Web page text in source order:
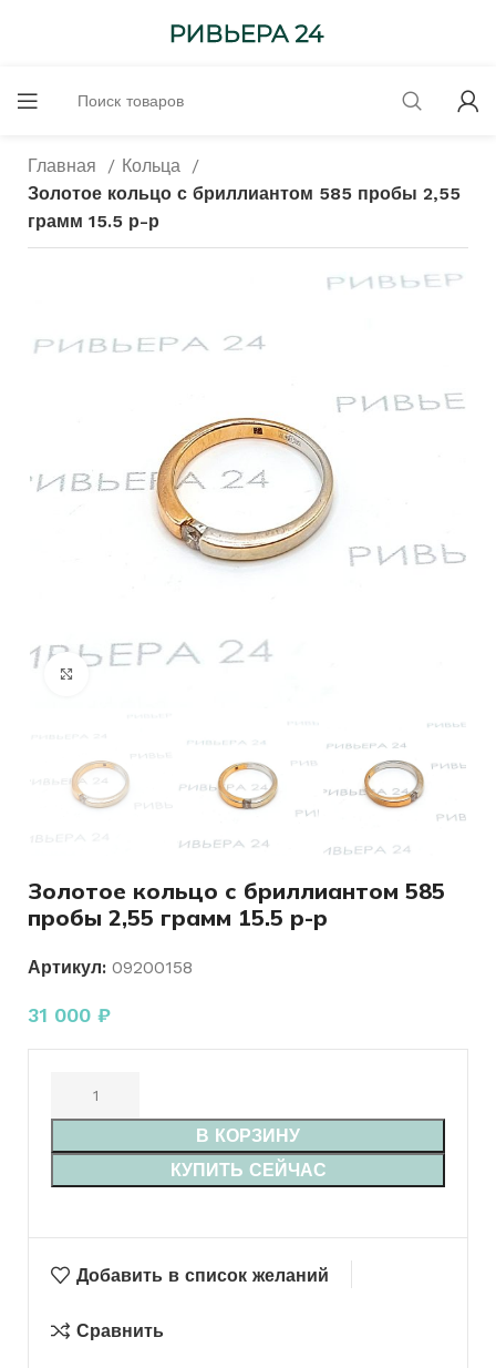
Главная
Кольца
Золотое кольцо с бриллиантом 585 пробы 2,55
грамм 15.5 р-р
Золотое кольцо с бриллиантом 585
пробы 2,55 грамм 15.5 р-р
Артикул: 09200158
31 000 ₽
В КОРЗИНУ
КУПИТЬ СЕЙЧАС
Добавить в список желаний
Сравнить